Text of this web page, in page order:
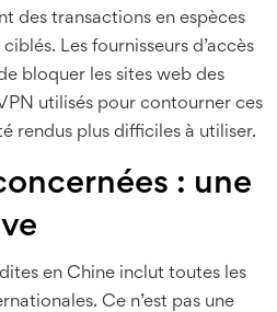
des transactions en espèces
Les fournisseurs d’accès
bloquer les sites web des
utilisés pour contourner ces
rendus plus difficiles à utiliser.
: une
en Chine inclut toutes les
Ce n’est pas une